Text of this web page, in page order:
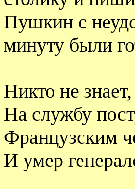
Пушкин с
минуту были
Никто не
На службу
Французским
И умер